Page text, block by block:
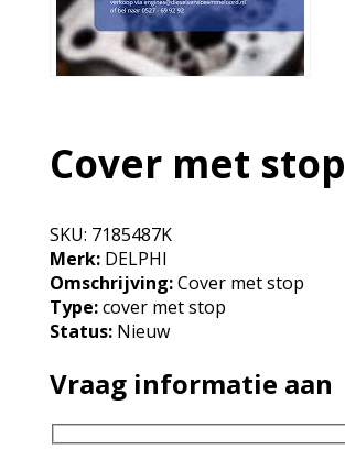
Cover met stop
SKU: 7185487K
Merk:DELPHI
Omschrijving:Cover met stop
Type:cover met stop
Status:Nieuw
Vraag informatie aan